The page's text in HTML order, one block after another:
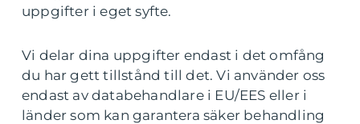
uppgifter i eget syfte.
Vi delar dina uppgifter endast i det omfång
du har gett tillstånd till det. Vi använder oss
endast av databehandlare i EU/EES eller i
länder som kan garantera säker behandling